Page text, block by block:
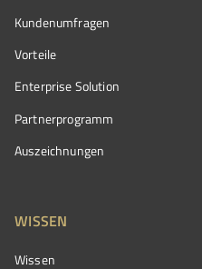
Kundenumfragen
Vorteile
Enterprise Solution
Partnerprogramm
Auszeichnungen
WISSEN
Wissen